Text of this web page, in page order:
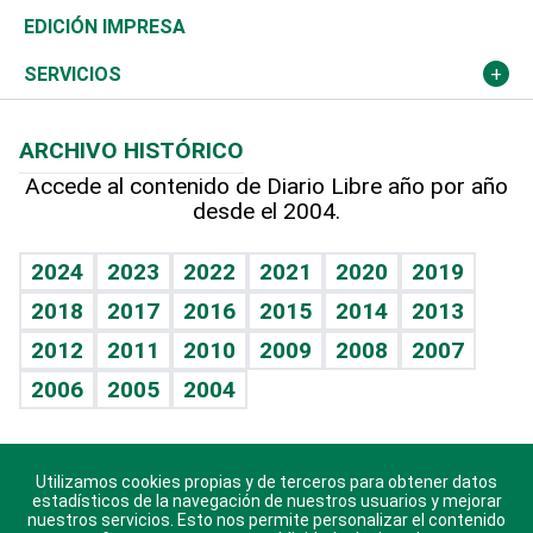
Caribe
Resto del mundo
Global y variable
Economía personal
Novedades
Podcast Arte Libre
Hablando con el pediatra
Vida y familia
Eñe
Celebrando la vida
Sin complejos
En pocas palabras
Escuchando al corazón
Olimpismo
Más deportes
Línea de hit
TBT Deportivo
Noticiero Poteleche
Columnistas
Martes de tecnología
Cambio climático
Deportes
Opinión
Hecho en casa
Guía del dinero
EDICIÓN IMPRESA
SERVICIOS
Cumpleaños
Horóscopos
Crucigramas
ARCHIVO HISTÓRICO
Accede al contenido de Diario Libre año por año
desde el 2004.
2024 2023 2022 2021 2020
2019
2018
2017 2016 2015 2014
2013
2012
2011 2010 2009 2008
2007
2006
2005 2004
Descarga nuestras aplicaciones para Android, iOS y
sistema Huawei.
Utilizamos cookies propias y de terceros para obtener datos
estadísticos de la navegación de nuestros usuarios y mejorar
nuestros servicios. Esto nos permite personalizar el contenido